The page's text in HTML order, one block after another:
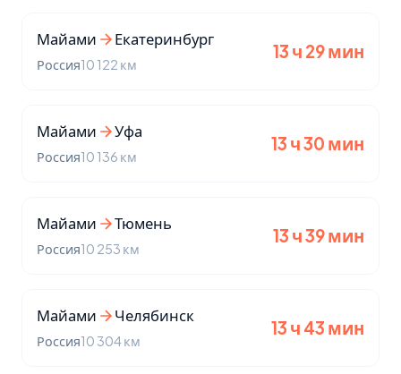
Майами Екатеринбург
Россия10 122 км
13 ч 29 мин
Майами Уфа
Россия10 136 км
13 ч 30 мин
Майами Тюмень
Россия10 253 км
13 ч 39 мин
Майами Челябинск
Россия10 304 км
13 ч 43 мин